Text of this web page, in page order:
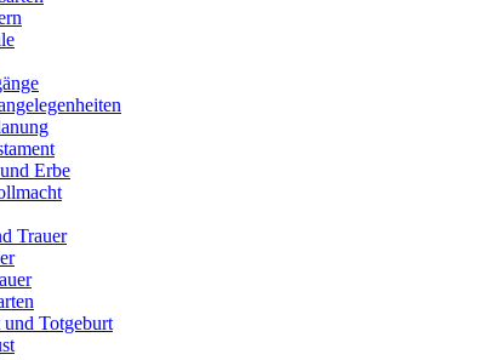
Erbe
Trauer
Totgeburt